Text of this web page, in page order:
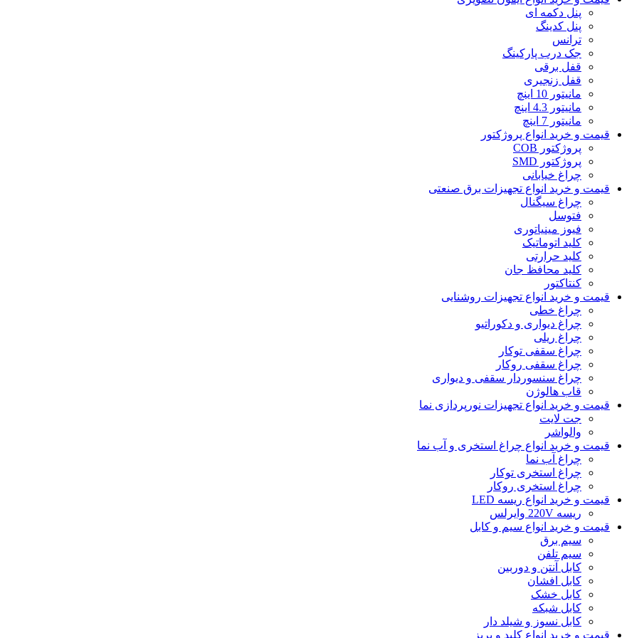
پنل دکمه‌ ای
پنل کدینگ
ترانس
جک درب پارکینگ
قفل برقی
قفل زنجیری
مانیتور 10 اینچ
مانیتور 4.3 اینچ
مانیتور 7 اینچ
قیمت و خرید انواع پروژکتور
پروژکتور COB
پروژکتور SMD
چراغ خیابانی
قیمت و خرید انواع تجهیزات برق صنعتی
چراغ سیگنال
فتوسل
فیوز مینیاتوری
کلید اتوماتیک
کلید حرارتی
کلید محافظ جان
کنتاکتور
قیمت و خرید انواع تجهیزات روشنایی
چراغ خطی
چراغ دیواری و دکوراتیو
چراغ ریلی
چراغ سقفی توکار
چراغ سقفی روکار
چراغ سنسوردار سقفی و دیواری
قاب هالوژن
قیمت و خرید انواع تجهیزات نورپردازی نما
جت لایت
والواشر
قیمت و خرید انواع چراغ استخری و آب نما
چراغ آب نما
چراغ استخری توکار
چراغ استخری روکار
قیمت و خرید انواع ریسه LED
ریسه 220V وایرلس
قیمت و خرید انواع سیم و کابل
سیم برق
سیم تلفن
کابل آنتن و دوربین
کابل افشان
کابل خشک
کابل شبکه
کابل نسوز و شیلد دار
قیمت و خرید انواع کلید و پریز